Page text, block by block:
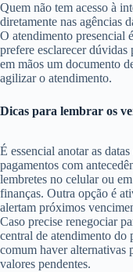
Quem não tem acesso à
diretamente nas agências
O atendimento presencial
prefere esclarecer dúvidas
em mãos um documento
agilizar o atendimento.
Dicas para lembrar os
É essencial anotar as
pagamentos com
lembretes no celular ou
finanças. Outra opção é
alertam próximos
Caso precise renegociar
central de atendimento do
comum haver alternativas
valores pendentes.